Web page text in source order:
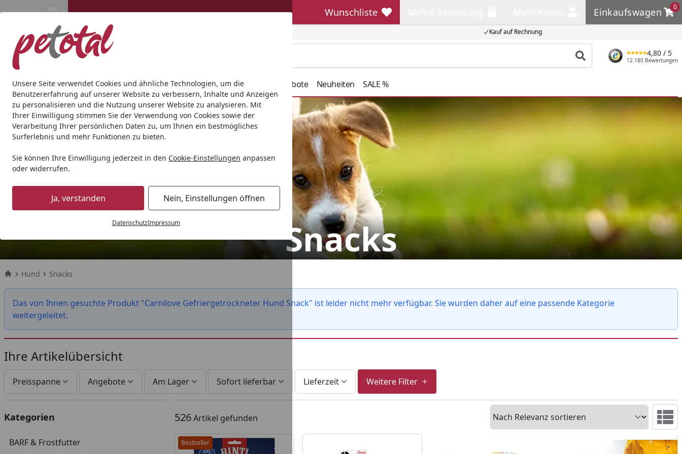
Unsere Seite verwendet Cookies und ähnliche Technologien, um die
Benutzererfahrung auf unserer Website zu verbessern, Inhalte und Anzeigen
zu personalisieren und die Nutzung unserer Website zu analysieren. Mit
Ihrer Einwilligung stimmen Sie der Verwendung von Cookies sowie der
Verarbeitung Ihrer persönlichen Daten zu, um Ihnen ein bestmögliches
Surferlebnis und mehr Funktionen zu bieten.
Sie können Ihre Einwilligung jederzeit in den Cookie-Einstellungen anpassen
oder widerrufen.
Ja, verstanden Nein, Einstellungen öffnen
DatenschutzImpressum
Kauf auf Rechnung
Kontakt Wunschliste
Wunschliste Einkaufswagen
0
Einkaufswagen
Produkt suchen
4,80 / 5
12.180 Bewertungen
Hund Katze Aquaristik Teich Andere Tierarten Geschenkideen Angebote Neuheiten SALE %
Snacks
Hund Snacks
Das von Ihnen gesuchte Produkt "Carnilove Gefriergetrockneter Hund Snack" ist leider nicht mehr verfügbar. Sie wurden daher auf eine passende Kategorie
weitergeleitet.
Ihre Artikelübersicht
Preisspanne Angebote Am Lager Sofort lieferbar Lieferzeit Weitere Filter
Kategorien
BARF & Frostfutter
526Artikel gefunden
Sortieren
Bestseller Brit CARE - Hundesnacks